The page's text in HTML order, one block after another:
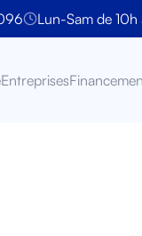
Lun-Sam de 10h
Entreprises